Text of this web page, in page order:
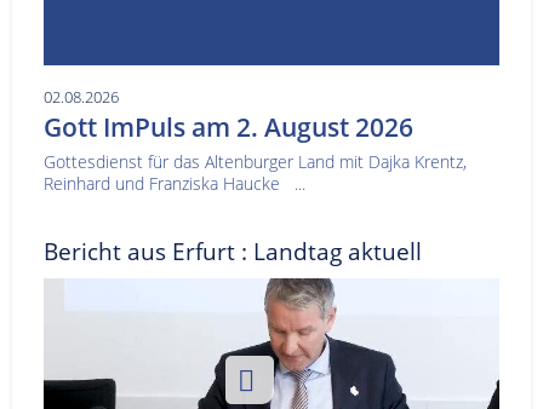
02.08.2026
Gott ImPuls am 2. August 2026
Gottesdienst für das Altenburger Land mit Dajka Krentz,
Reinhard und Franziska Haucke ...
Bericht aus Erfurt : Landtag aktuell